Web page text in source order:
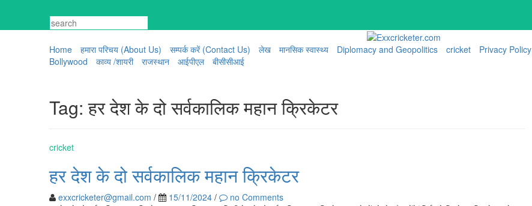
content
Home
हमारा परिचय (About Us) सम्पर्क करें (Contact Us) लेख मानसिक स्वास्थ्य Diplomacy and Geopolitics cricket Privacy Policy
Bollywood
काव्य /शायरी राजस्थान आईपीएल बीसीसीआई
Tag:हर देश के दो सर्वकालिक महान क्रिकेटर
cricket
हर देश के दो सर्वकालिक महान क्रिकेटर
exxcricketer@gmail.com / 15/11/2024 /
no Comments